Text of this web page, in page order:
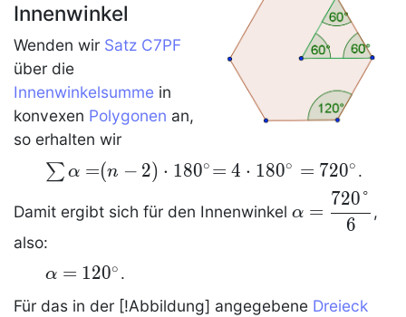
Innenwinkel
Wenden wir Satz C7PF
über die
Innenwinkelsumme in
konvexen Polygonen an,
so erhalten wir
\sum\limits
(n - 2) \cdot
180^\circ
∑ α =(n − 2) ⋅ 180∘ = 4
180^\circ
= 4 ⋅ 180∘ = 720∘ .
Damit ergibt sich für den Innenwinkel
{720°} 6
α =
6
720°
,
also:
\alpha =
120^\circ
α = 120∘ .
Für das in der [!Abbildung] angegebene Dreieck